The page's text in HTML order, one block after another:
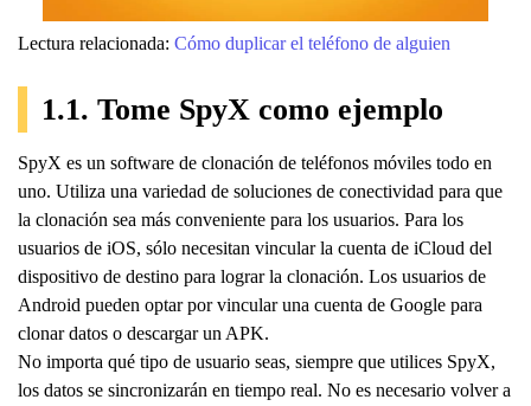
Lectura relacionada: Cómo duplicar el teléfono de alguien
1.1. Tome SpyX como ejemplo
SpyX es un software de clonación de teléfonos móviles todo en
uno. Utiliza una variedad de soluciones de conectividad para que
la clonación sea más conveniente para los usuarios. Para los
usuarios de iOS, sólo necesitan vincular la cuenta de iCloud del
dispositivo de destino para lograr la clonación. Los usuarios de
Android pueden optar por vincular una cuenta de Google para
clonar datos o descargar un APK.
No importa qué tipo de usuario seas, siempre que utilices SpyX,
los datos se sincronizarán en tiempo real. No es necesario volver a